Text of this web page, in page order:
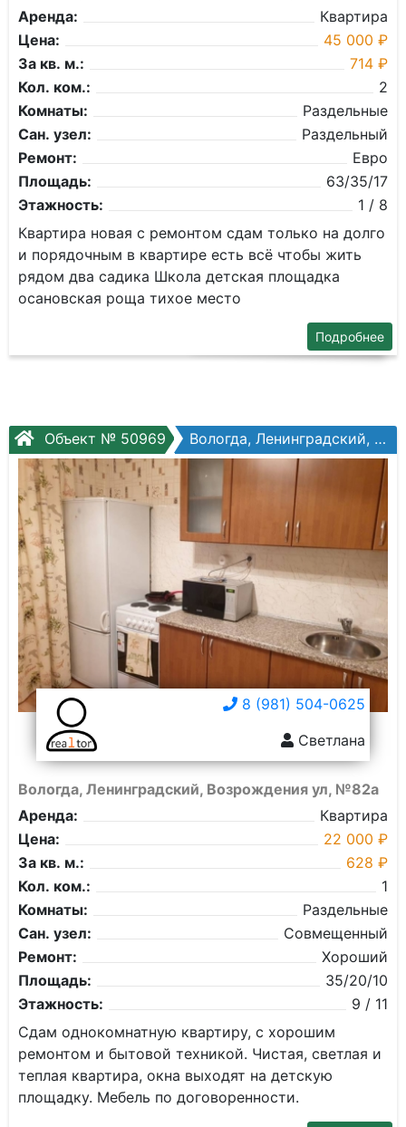
Аренда:
Квартира
Цена:
45 000 ₽
За кв. м.:
714 ₽
Кол. ком.:
2
Комнаты:
Раздельные
Сан. узел:
Раздельный
Ремонт:
Евро
Площадь:
63/35/17
Этажность:
1 / 8
Квартира новая с ремонтом сдам только на долго
и порядочным в квартире есть всё чтобы жить
рядом два садика Школа детская площадка
осановская роща тихое место
Подробнее
Объект № 50969 Вологда, Ленинградский, Возрождения ул, №82а
8 (981) 504-0625
Светлана
Вологда, Ленинградский, Возрождения ул, №82а
Аренда:
Квартира
Цена:
22 000 ₽
За кв. м.:
628 ₽
Кол. ком.:
1
Комнаты:
Раздельные
Сан. узел:
Совмещенный
Ремонт:
Хороший
Площадь:
35/20/10
Этажность:
9 / 11
Сдам однокомнатную квартиру, с хорошим
ремонтом и бытовой техникой. Чистая, светлая и
теплая квартира, окна выходят на детскую
площадку. Мебель по договоренности.